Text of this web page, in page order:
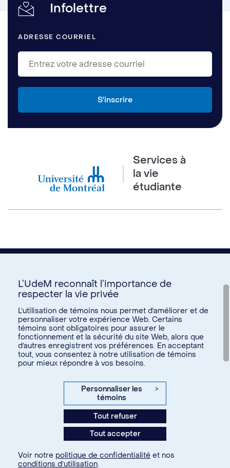
Je m'inscris
Infolettre
ADRESSE COURRIEL
Services à
la vie
étudiante
Nous joindre
Voir tous les liens
Calendrier de la vie étudiante
Ateliers culturels
Expérience étudiante
Espace entreprises
Aide financière et emploi
Espace ressources SVE
À propos
Confidentialité
Conditions d’utilisation
Paramètres des témoins
Agence webKryzalid
communauté étudiante
L’UdeM reconnaît l’importance de
respecter la vie privée
L’utilisation de témoins nous permet d’améliorer et de
personnaliser votre expérience Web. Certains
témoins sont obligatoires pour assurer le
fonctionnement et la sécurité du site Web, alors que
d’autres enregistrent vos préférences. En acceptant
tout, vous consentez à notre utilisation de témoins
pour mieux répondre à vos besoins.
Personnaliser les
témoins
>
Tout refuser
Tout accepter
Voir notre politique de confidentialité et nos
conditions d’utilisation.